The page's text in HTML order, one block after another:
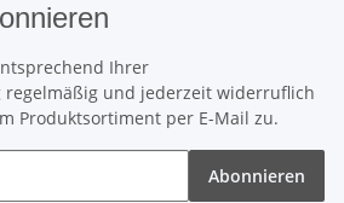
Ihrer
regelmäßig und jederzeit widerruflich
Produktsortiment per E-Mail zu.
Abonnieren